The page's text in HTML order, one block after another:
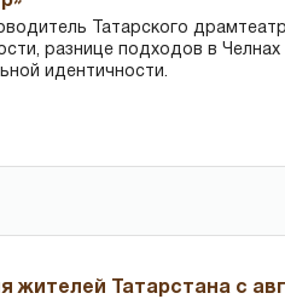
Татарского
разнице подходов в Челнах
идентичности.
жителей Татарстана с